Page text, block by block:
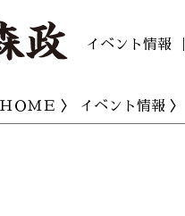
イベント情報 ｜
ＨＯＭＥ 〉 イベント情報 〉